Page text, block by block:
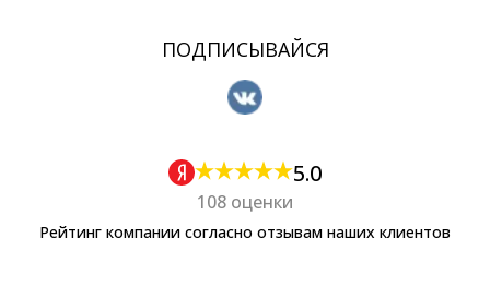
ПОДПИСЫВАЙСЯ
5.0
108 оценки
Рейтинг компании согласно отзывам наших клиентов